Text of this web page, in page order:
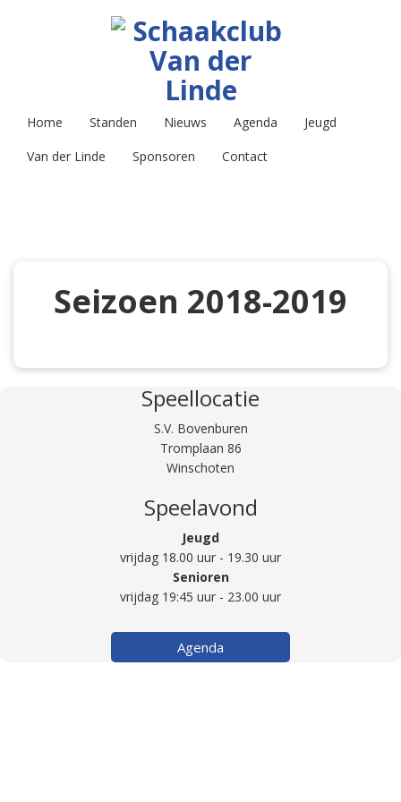
Home Standen Nieuws Agenda
Jeugd
Van der Linde
Sponsoren Contact
Seizoen 2018-2019
Speellocatie
S.V. Bovenburen
Tromplaan 86
Winschoten
Speelavond
Jeugd
vrijdag 18.00 uur - 19.30 uur
Senioren
vrijdag 19:45 uur - 23.00 uur
Agenda